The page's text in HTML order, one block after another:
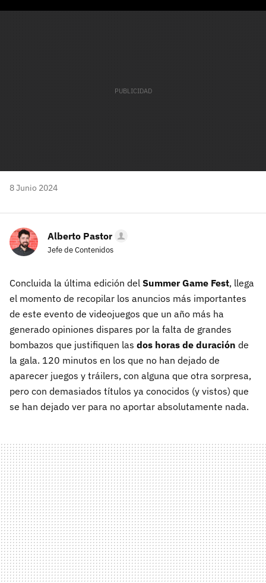
8 Junio 2024
Alberto Pastor
Jefe de Contenidos
Concluida la última edición del Summer Game Fest, llega
el momento de recopilar los anuncios más importantes
de este evento de videojuegos que un año más ha
generado opiniones dispares por la falta de grandes
bombazos que justifiquen las dos horas de duración de
la gala. 120 minutos en los que no han dejado de
aparecer juegos y tráilers, con alguna que otra sorpresa,
pero con demasiados títulos ya conocidos (y vistos) que
se han dejado ver para no aportar absolutamente nada.